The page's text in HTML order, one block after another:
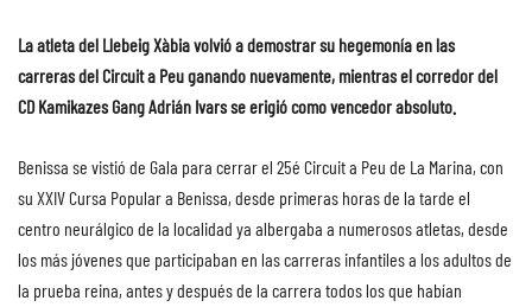
La atleta del Llebeig Xàbia volvió a demostrar su hegemonía en las
carreras del Circuit a Peu ganando nuevamente, mientras el corredor del
CD Kamikazes Gang Adrián Ivars se erigió como vencedor absoluto.
Benissa se vistió de Gala para cerrar el 25é Circuit a Peu de La Marina, con
su XXIV Cursa Popular a Benissa, desde primeras horas de la tarde el
centro neurálgico de la localidad ya albergaba a numerosos atletas, desde
los más jóvenes que participaban en las carreras infantiles a los adultos de
la prueba reina, antes y después de la carrera todos los que habían